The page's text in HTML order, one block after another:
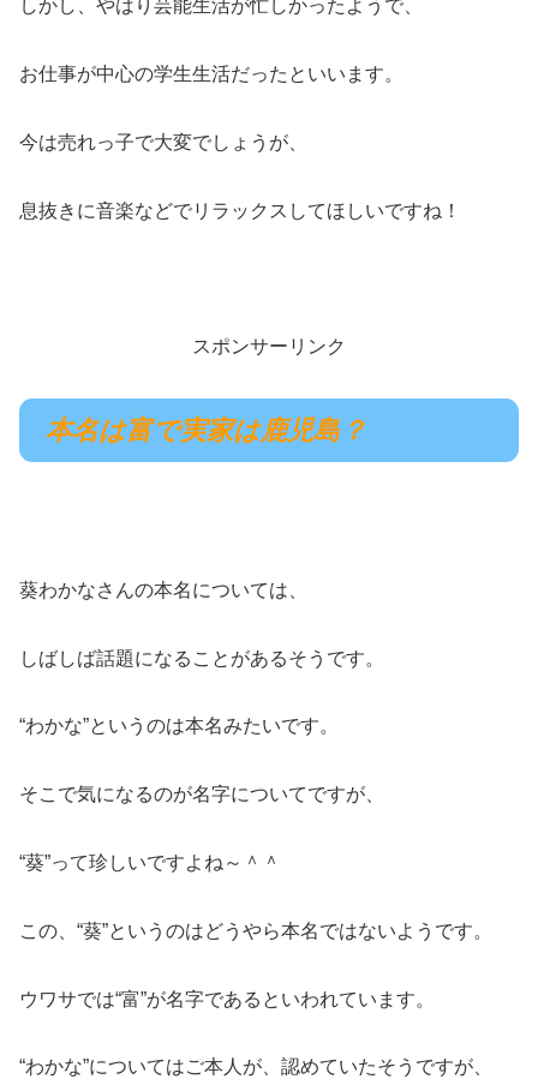
しかし、やはり芸能生活が忙しかったようで、
お仕事が中心の学生生活だったといいます。
今は売れっ子で大変でしょうが、
息抜きに音楽などでリラックスしてほしいですね！
スポンサーリンク
本名は富で実家は鹿児島？
葵わかなさんの本名については、
しばしば話題になることがあるそうです。
“わかな”というのは本名みたいです。
そこで気になるのが名字についてですが、
“葵”って珍しいですよね～＾＾
この、“葵”というのはどうやら本名ではないようです。
ウワサでは“富”が名字であるといわれています。
“わかな”についてはご本人が、認めていたそうですが、